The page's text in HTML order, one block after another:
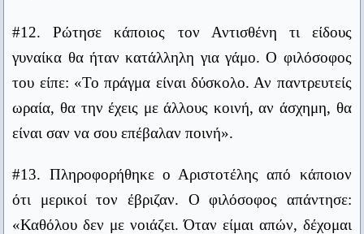
νους και ξεχώρισε το ένα από το άλλο.
Αναξαγόρας
Ο αγράμματος άνθρωπος δεν βλέπει κι ας έχει μάτια.
Μένανδρος
σκλαβιά και φυλακή.
Εκεί που ανοίγει ένα σχολείο, κλείνει μια φυλακή.
#17. Παρακινούσαν το Φίλιππο της Μακεδονίας
να εξορίσει κάποιον που τον κακολογούσε. Ο
Φίλιππος απάντησε:
«Δεν είστε καλά! Θέλετε να τον στείλω να με
κατηγορεί και σ’ άλλα μέρη;»
#18. Είπαν στον Σωκράτη ότι κάποιος έλεγε
άσχημα λόγια γι’ αυτόν. Ο Σωκράτης απάντησε:
#12. Ρώτησε κάποιος τον Αντισθένη τι είδους
γυναίκα θα ήταν κατάλληλη για γάμο. Ο φιλόσοφος
του είπε: «Το πράγμα είναι δύσκολο. Αν παντρευτείς
ωραία, θα την έχεις με άλλους κοινή, αν άσχημη, θα
είναι σαν να σου επέβαλαν ποινή».
#13. Πληροφορήθηκε ο Αριστοτέλης από κάποιον
ότι μερικοί τον έβριζαν. Ο φιλόσοφος απάντησε:
«Καθόλου δεν με νοιάζει. Όταν είμαι απών, δέχομαι